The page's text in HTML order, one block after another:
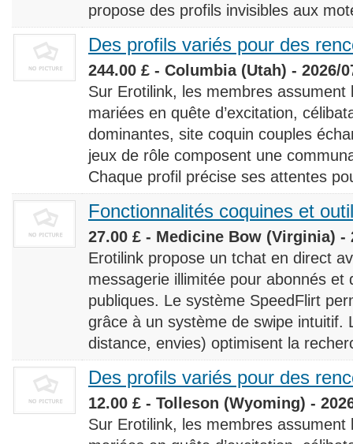
propose des profils invisibles aux
Des profils variés pour des
244.00 £ - Columbia (Utah) - 2026/
Sur Erotilink, les membres
mariées en quête d’excitation,
dominantes, site coquin couples
jeux de rôle composent une
Chaque profil précise ses attentes
Fonctionnalités coquines et
27.00 £ - Medicine Bow (Virginia) -
Erotilink propose un tchat en direct
messagerie illimitée pour abonnés et
publiques. Le système SpeedFlirt
grâce à un système de swipe intuitif.
distance, envies) optimisent la
Des profils variés pour des
12.00 £ - Tolleson (Wyoming) -
Sur Erotilink, les membres